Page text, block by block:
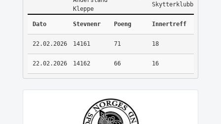
Kleppe
Skytterklubb
Dato Stevnenr Poeng Innertreff
22.02.2026 14161 71 18
22.02.2026 14162 66 16